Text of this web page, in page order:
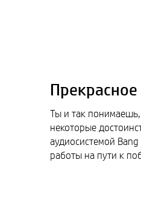
Ты и так
некоторые
аудиосистемой
работы на пути к